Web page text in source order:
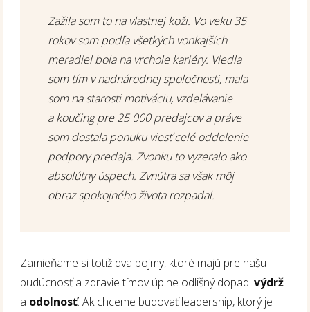
Zažila som to na vlastnej koži. Vo veku 35
rokov som podľa všetkých vonkajších
meradiel bola na vrchole kariéry. Viedla
som tím v nadnárodnej spoločnosti, mala
som na starosti motiváciu, vzdelávanie
a koučing pre 25 000 predajcov a práve
som dostala ponuku viesť celé oddelenie
podpory predaja. Zvonku to vyzeralo ako
absolútny úspech. Zvnútra sa však môj
obraz spokojného života rozpadal.
Zamieňame si totiž dva pojmy, ktoré majú pre našu
budúcnosť a zdravie tímov úplne odlišný dopad:výdrž
a odolnosť. Ak chceme budovať leadership, ktorý je